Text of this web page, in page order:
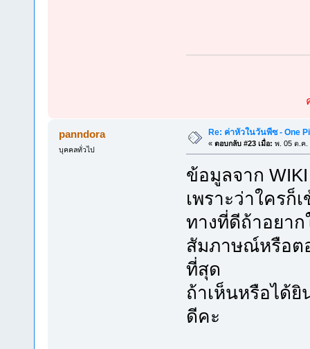
panndora
บุคคลทั่วไป
Re: ค่าหัวในวันพีซ - One
« ตอบกลับ #23 เมื่อ: พ. 05 ต.ค.
ข้อมูลจาก
เพราะว่าใครก็
ทางที่ดีถ้าอยา
สัมภาษณ์หรือต
ที่สุด
ถ้าเห็นหรือได้
ดีคะ